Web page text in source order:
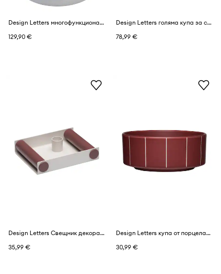
Design Letters многофункционална мебел от прахово боядисана стомана 31 x 31 x 45 cm
129,90 €
Design Letters голяма купа за сервиране от порцелан 22 x 22 x 7,5 cm
78,99 €
Design Letters Свещник декоративен от прахово боядисана стомана 15 x 12 x 3,2 cm
35,99 €
Design Letters купа от порцелан 12 x 12 x 6 cm
30,99 €